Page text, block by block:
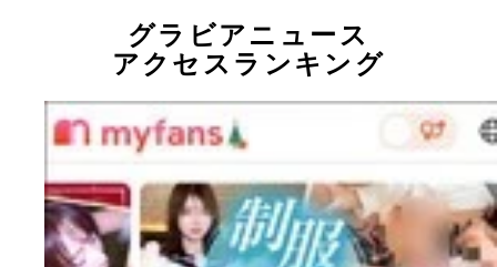
グラビアニュース
アクセスランキング